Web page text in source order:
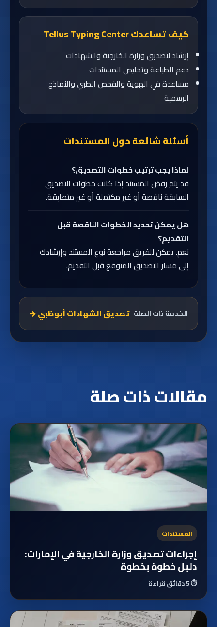
كيف تساعدك Tellus Typing Center
إرشاد لتصديق وزارة الخارجية والشهادات
دعم الطباعة وتخليص المستندات
مساعدة في الهوية والفحص الطبي والنماذج
الرسمية
أسئلة شائعة حول المستندات
لماذا يجب ترتيب خطوات التصديق؟
قد يتم رفض المستند إذا كانت خطوات التصديق
السابقة ناقصة أو غير مكتملة أو غير متطابقة.
هل يمكن تحديد الخطوات الناقصة قبل
التقديم؟
نعم. يمكن للفريق مراجعة نوع المستند وإرشادك
إلى مسار التصديق المتوقع قبل التقديم.
الخدمة ذات الصلة تصديق الشهادات أبوظبي→
مقالات ذات صلة
المستندات
إجراءات تصديق وزارة الخارجية في الإمارات:
دليل خطوة بخطوة
⏱️5 دقائق قراءة